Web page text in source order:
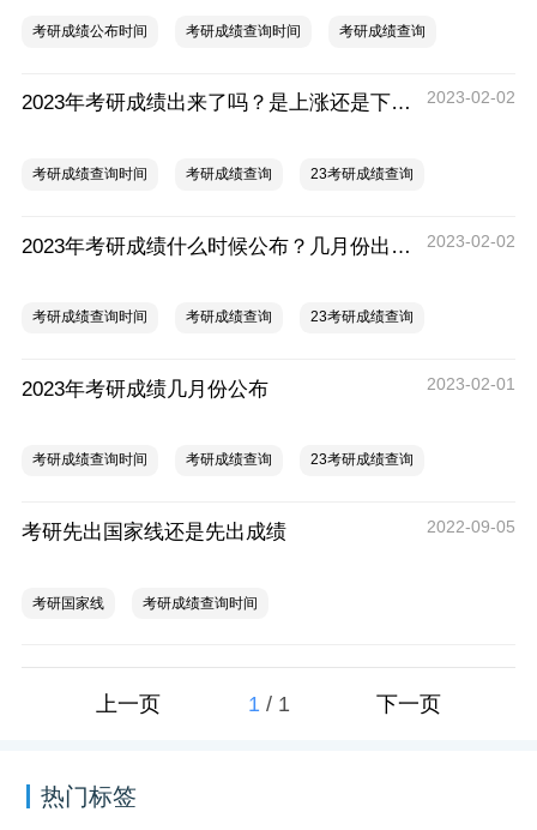
考研成绩公布时间 考研成绩查询时间 考研成绩查询
2023年考研成绩出来了吗？是上涨还是下降？ 2023-02-02
考研成绩查询时间 考研成绩查询 23考研成绩查询
2023年考研成绩什么时候公布？几月份出成绩？ 2023-02-02
考研成绩查询时间 考研成绩查询 23考研成绩查询
2023年考研成绩几月份公布 2023-02-01
考研成绩查询时间 考研成绩查询 23考研成绩查询
考研先出国家线还是先出成绩 2022-09-05
考研国家线 考研成绩查询时间
上一页 1 / 1 下一页
热门标签